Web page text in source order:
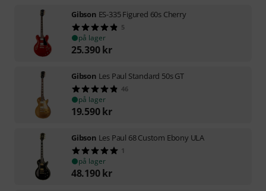
Gibson ES-335 Figured 60s Cherry
5
på lager
25.390 kr
Gibson Les Paul Standard 50s GT
46
på lager
19.590 kr
Gibson Les Paul 68 Custom Ebony ULA
1
på lager
48.190 kr